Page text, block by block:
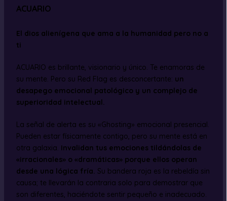
ACUARIO
El dios alienígena que ama a la humanidad pero no a
ti
ACUARIO es brillante, visionario y único. Te enamoras de
su mente. Pero su Red Flag es desconcertante: un
desapego emocional patológico y un complejo de
superioridad intelectual.
La señal de alerta es su «Ghosting» emocional presencial.
Pueden estar físicamente contigo, pero su mente está en
otra galaxia. Invalidan tus emociones tildándolas de
«irracionales» o «dramáticas» porque ellos operan
desde una lógica fría. Su bandera roja es la rebeldía sin
causa; te llevarán la contraria solo para demostrar que
son diferentes, haciéndote sentir pequeño e inadecuado.